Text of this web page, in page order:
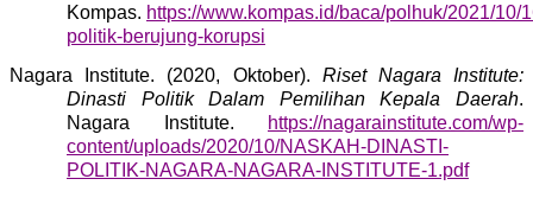
Kompas. https://www.kompas.id/baca/polhuk/2021/10/
politik-berujung-korupsi
Nagara Institute. (2020, Oktober). Riset Nagara Institute:
Dinasti Politik Dalam Pemilihan Kepala Daerah.
Nagara Institute.
https://nagarainstitute.com/wp-
content/uploads/2020/10/NASKAH-DINASTI-
POLITIK-NAGARA-NAGARA-INSTITUTE-1.pdf